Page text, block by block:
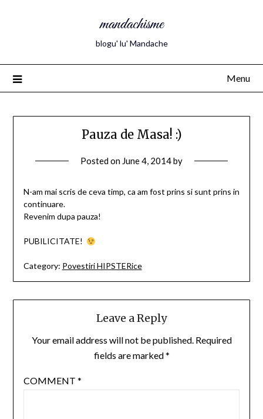
mandachisme
blogu' lu' Mandache
Menu
Pauza de Masa! :)
Posted on June 4, 2014by
N-am mai scris de ceva timp, ca am fost prins si sunt prins in
continuare.
Revenim dupa pauza!
PUBILICITATE!
Category: Povestiri HIPSTERice
Leave a Reply
Your email address will not be published. Required
fields are marked*
COMMENT *